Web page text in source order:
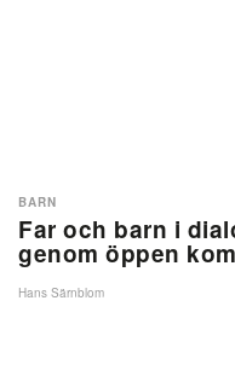
Far och barn i
genom öppen
BARN
Hans Särnblom